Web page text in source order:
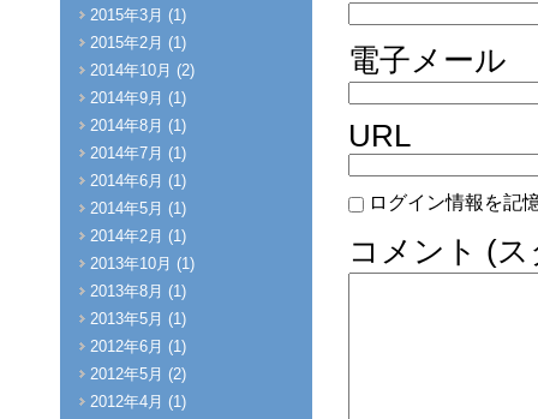
電子メール
URL
ログイン情報を記
コメント (
2015年3月 (1)
2015年2月 (1)
2014年10月 (2)
2014年9月 (1)
2014年8月 (1)
2014年7月 (1)
2014年6月 (1)
2014年5月 (1)
2014年2月 (1)
2013年10月 (1)
2013年8月 (1)
2013年5月 (1)
2012年6月 (1)
2012年5月 (2)
2012年4月 (1)